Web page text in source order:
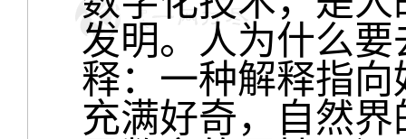
发明。人为什么
释：一种解释指
充满好奇，自然